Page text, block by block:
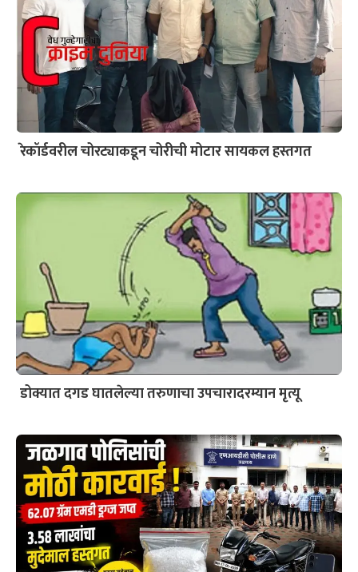
रेकॉर्डवरील चोरट्याकडून चोरीची मोटार सायकल हस्तगत
डोक्यात दगड घातलेल्या तरुणाचा उपचारादरम्यान मृत्यू